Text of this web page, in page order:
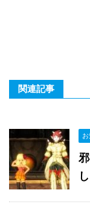
関連記事